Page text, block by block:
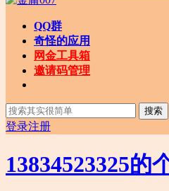
QQ群
奇怪的应用
网金工具箱
邀请码管理
搜索
登录注册
13834523325的